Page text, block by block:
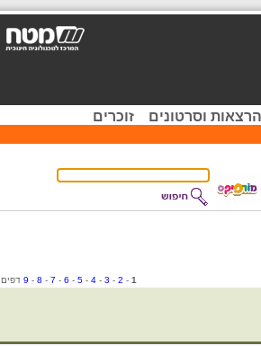
הרצאות וסרטונים זוכרים
1
-
2
-
3
-
4
-
5
-
6
-
7
-
8
-
9 דפים